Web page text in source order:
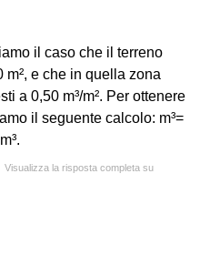
il caso che il terreno
e che in quella zona
a 0,50 m³/m². Per ottenere
il seguente calcolo: m³=
Visualizza la risposta completa su